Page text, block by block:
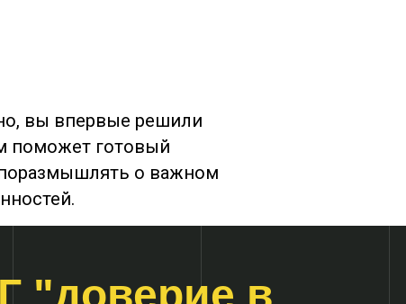
вы впервые решили
поможет готовый
о важном